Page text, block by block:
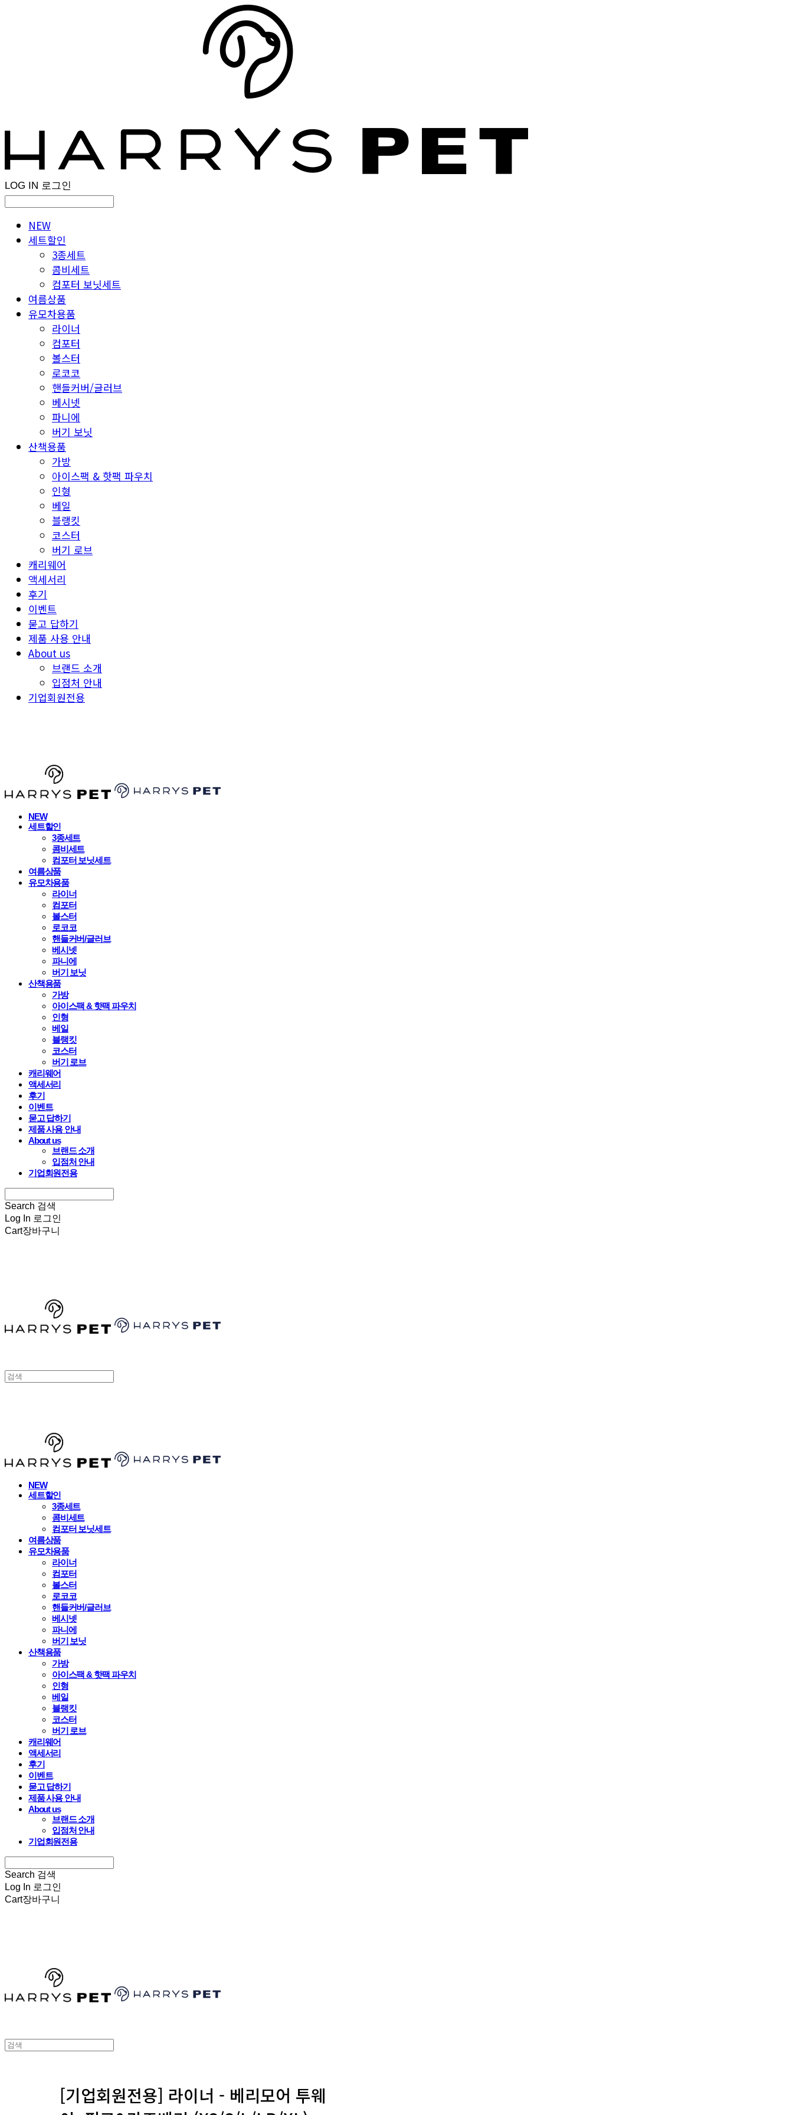
LOG IN 로그인
NEW
세트할인
3종세트
콤비세트
컴포터 보닛세트
여름상품
유모차용품
라이너
컴포터
볼스터
로코코
핸들커버/글러브
베시넷
파니에
버기 보닛
산책용품
가방
아이스팩 & 핫팩 파우치
인형
베일
블랭킷
코스터
버기 로브
캐리웨어
액세서리
후기
이벤트
묻고 답하기
제품 사용 안내
About us
브랜드 소개
입점처 안내
기업회원전용
NEW
세트할인
3종세트
콤비세트
컴포터 보닛세트
여름상품
유모차용품
라이너
컴포터
볼스터
로코코
핸들커버/글러브
베시넷
파니에
버기 보닛
산책용품
가방
아이스팩 & 핫팩 파우치
인형
베일
블랭킷
코스터
버기 로브
캐리웨어
액세서리
후기
이벤트
묻고 답하기
제품 사용 안내
About us
브랜드 소개
입점처 안내
기업회원전용
Search 검색
Log In 로그인
Cart장바구니
NEW
세트할인
3종세트
콤비세트
컴포터 보닛세트
여름상품
유모차용품
라이너
컴포터
볼스터
로코코
핸들커버/글러브
베시넷
파니에
버기 보닛
산책용품
가방
아이스팩 & 핫팩 파우치
인형
베일
블랭킷
코스터
버기 로브
캐리웨어
액세서리
후기
이벤트
묻고 답하기
제품 사용 안내
About us
브랜드 소개
입점처 안내
기업회원전용
Search 검색
Log In 로그인
Cart장바구니
[기업회원전용] 라이너 - 베리모어 투웨